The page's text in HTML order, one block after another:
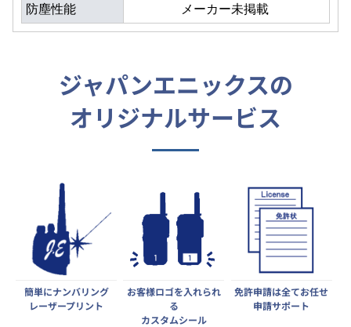
防塵性能 メーカー未掲載
ジャパンエニックスの
オリジナルサービス
簡単にナンバリング
レーザープリント
お客様ロゴを入れられ
る
カスタムシール
免許申請は全てお任せ
申請サポート